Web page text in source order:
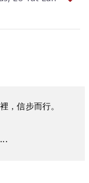
，信步而行。